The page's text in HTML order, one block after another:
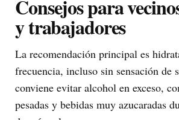
Consejos para
y trabajadores
La recomendación principal es
frecuencia, incluso sin sensación de
conviene evitar alcohol en exceso,
pesadas y bebidas muy azucaradas